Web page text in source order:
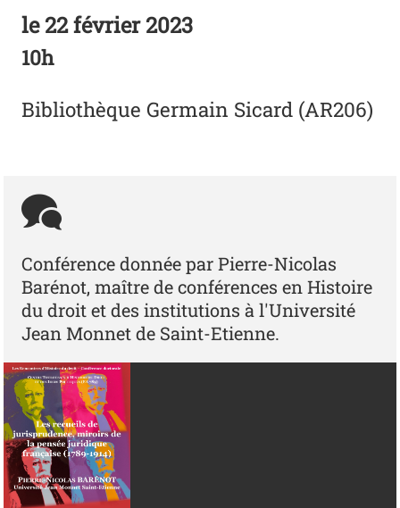
le22 février 2023
10h
Bibliothèque Germain Sicard (AR206)
Conférence donnée par Pierre-Nicolas
Barénot, maître de conférences en Histoire
du droit et des institutions à l'Université
Jean Monnet de Saint-Etienne.